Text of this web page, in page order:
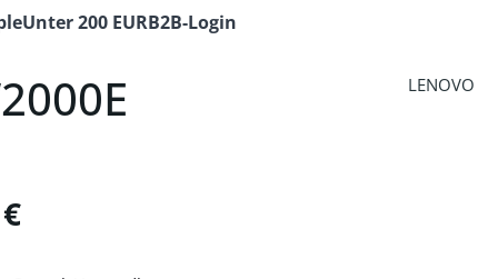
Unter 200 EURB2B-Login
LENOVO